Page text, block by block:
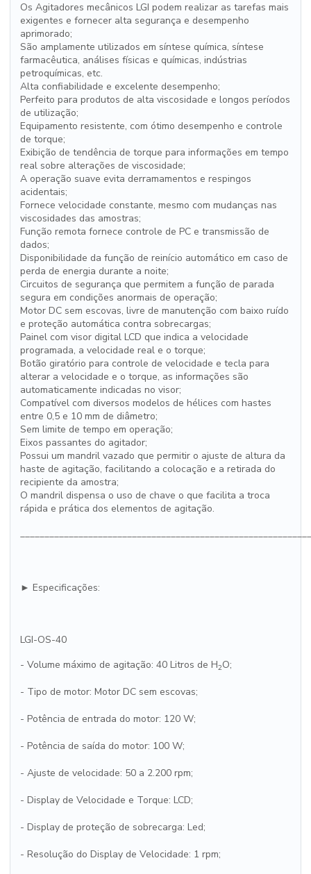
Os Agitadores mecânicos LGI podem realizar as tarefas mais
exigentes e fornecer alta segurança e desempenho
aprimorado;
São amplamente utilizados em síntese química, síntese
farmacêutica, análises físicas e químicas, indústrias
petroquímicas, etc.
Alta confiabilidade e excelente desempenho;
Perfeito para produtos de alta viscosidade e longos períodos
de utilização;
Equipamento resistente, com ótimo desempenho e controle
de torque;
Exibição de tendência de torque para informações em tempo
real sobre alterações de viscosidade;
A operação suave evita derramamentos e respingos
acidentais;
Fornece velocidade constante, mesmo com mudanças nas
viscosidades das amostras;
Função remota fornece controle de PC e transmissão de
dados;
Disponibilidade da função de reinício automático em caso de
perda de energia durante a noite;
Circuitos de segurança que permitem a função de parada
segura em condições anormais de operação;
Motor DC sem escovas, livre de manutenção com baixo ruído
e proteção automática contra sobrecargas;
Painel com visor digital LCD que indica a velocidade
programada, a velocidade real e o torque;
Botão giratório para controle de velocidade e tecla para
alterar a velocidade e o torque, as informações são
automaticamente indicadas no visor;
Compatível com diversos modelos de hélices com hastes
entre 0,5 e 10 mm de diâmetro;
Sem limite de tempo em operação;
Eixos passantes do agitador;
Possui um mandril vazado que permitir o ajuste de altura da
haste de agitação, facilitando a colocação e a retirada do
recipiente da amostra;
O mandril dispensa o uso de chave o que facilita a troca
rápida e prática dos elementos de agitação.
► Especificações:
LGI-OS-40
- Volume máximo de agitação: 40 Litros de H2O;
- Tipo de motor: Motor DC sem escovas;
- Potência de entrada do motor: 120 W;
- Potência de saída do motor: 100 W;
- Ajuste de velocidade: 50 a 2.200 rpm;
- Display de Velocidade e Torque: LCD;
- Display de proteção de sobrecarga: Led;
- Resolução do Display de Velocidade: 1 rpm;